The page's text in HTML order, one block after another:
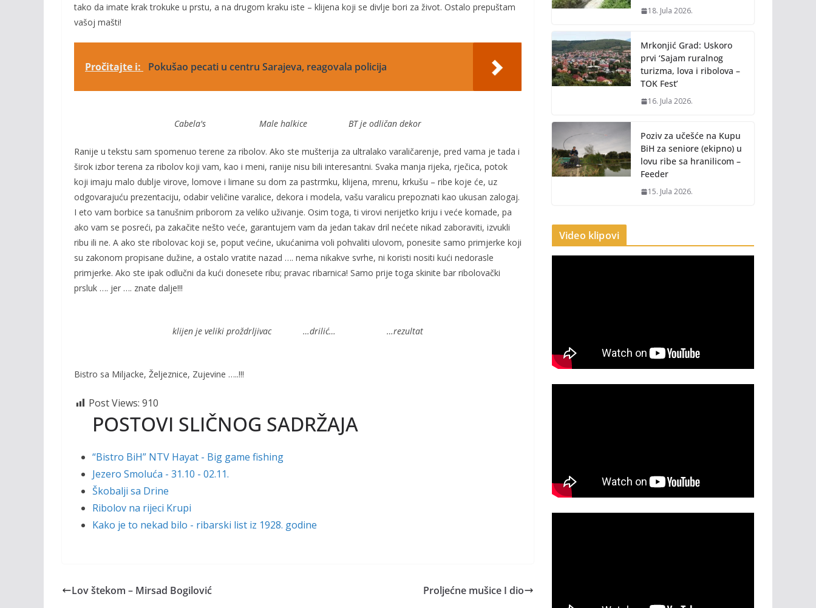
tako da imate krak trokuke u prstu, a na drugom kraku iste – klijena koji se divlje bori za život. Ostalo prepuštam
vašoj mašti!
Pročitajte i: Pokušao pecati u centru Sarajeva, reagovala policija
Cabela's Male halkice BT je odličan dekor
Ranije u tekstu sam spomenuo terene za ribolov. Ako ste mušterija za ultralako varaličarenje, pred vama je tada i
širok izbor terena za ribolov koji vam, kao i meni, ranije nisu bili interesantni. Svaka manja rijeka, rječica, potok
koji imaju malo dublje virove, lomove i limane su dom za pastrmku, klijena, mrenu, krkušu – ribe koje će, uz
odgovarajuću prezentaciju, odabir veličine varalice, dekora i modela, vašu varalicu prepoznati kao ukusan zalogaj.
I eto vam borbice sa tanušnim priborom za veliko uživanje. Osim toga, ti virovi nerijetko kriju i veće komade, pa
ako vam se posreći, pa zakačite nešto veće, garantujem vam da jedan takav dril nećete nikad zaboraviti, izvukli
ribu ili ne. A ako ste ribolovac koji se, poput većine, ukućanima voli pohvaliti ulovom, ponesite samo primjerke koji
su zakonom propisane dužine, a ostalo vratite nazad …. nema nikakve svrhe, ni koristi nositi kući nedorasle
primjerke. Ako ste ipak odlučni da kući donesete ribu; pravac ribarnica! Samo prije toga skinite bar ribolovački
prsluk …. jer …. znate dalje!!!
klijen je veliki proždrljivac …drilić… …rezultat
Bistro sa Miljacke, Željeznice, Zujevine …..!!!
Post Views: 910
POSTOVI SLIČNOG SADRŽAJA
“Bistro BiH” NTV Hayat - Big game fishing
Jezero Smoluća - 31.10 - 02.11.
Škobalji sa Drine
Ribolov na rijeci Krupi
Kako je to nekad bilo - ribarski list iz 1928. godine
Lov štekom – Mirsad Bogilović Proljećne mušice I dio
18. Jula 2026.
Mrkonjić Grad: Uskoro
prvi ‘Sajam ruralnog
turizma, lova i ribolova –
TOK Fest’
16. Jula 2026.
Poziv za učešće na Kupu
BiH za seniore (ekipno) u
lovu ribe sa hranilicom –
Feeder
15. Jula 2026.
Video klipovi